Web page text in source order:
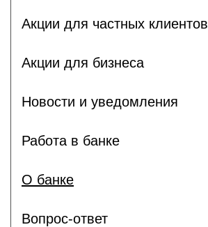
Акции для частных клиентов
Акции для бизнеса
Новости и уведомления
Работа в банке
О банке
Вопрос-ответ